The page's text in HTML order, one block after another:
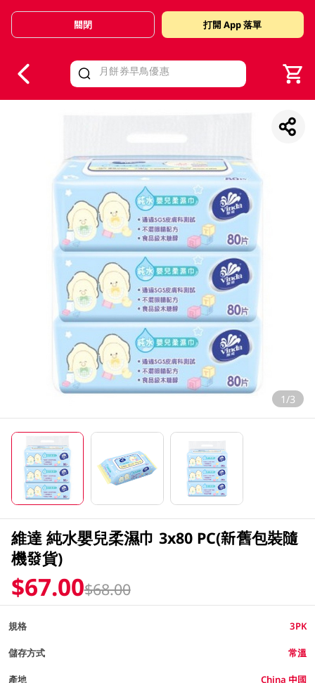
Valid Until 30 June 2026
關閉 打開 App 落單
1/3
維達 純水嬰兒柔濕巾 3x80 PC(新舊包裝隨
機發貨)
$67.00$68.00
規格 3PK
儲存方式 常溫
產地 China 中國